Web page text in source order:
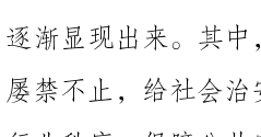
二、治理目标